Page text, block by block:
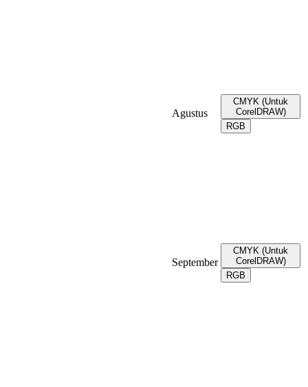
Agustus
CMYK (Untuk
CorelDRAW)
RGB
September
CMYK (Untuk
CorelDRAW)
RGB